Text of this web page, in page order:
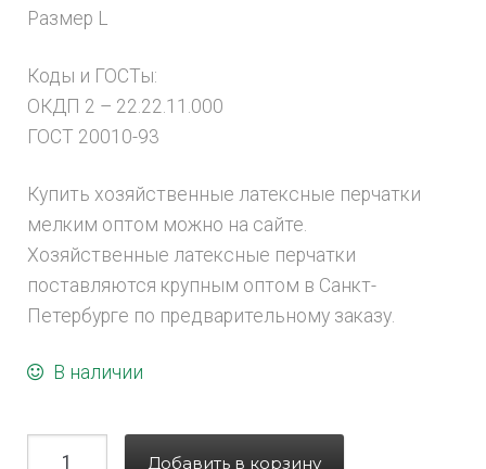
Размер L
Коды и ГОСТы:
ОКДП 2 – 22.22.11.000
ГОСТ 20010-93
Купить хозяйственные латексные перчатки
мелким оптом можно на сайте.
Хозяйственные латексные перчатки
поставляются крупным оптом в Санкт-
Петербурге по предварительному заказу.
В наличии
Добавить в корзину